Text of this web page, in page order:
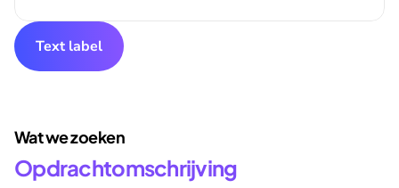
Text label
Wat we zoeken
Opdrachtomschrijving